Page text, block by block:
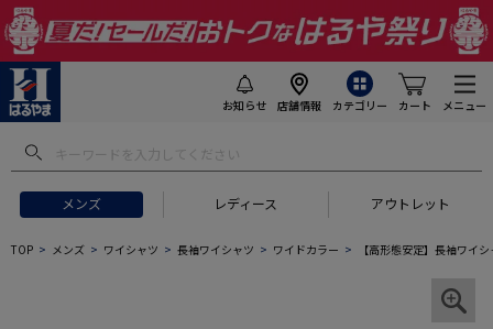
お知らせ 店舗情報 カテゴリー カート メニュー
メンズ レディース アウトレット
TOP メンズ ワイシャツ 長袖ワイシャツ ワイドカラー 【高形態安定】長袖ワイ